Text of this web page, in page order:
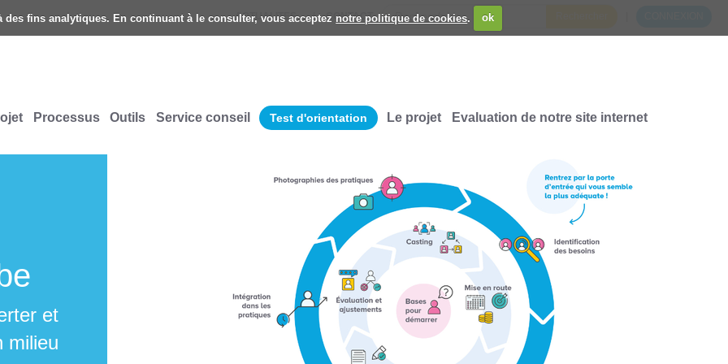
des fins analytiques. En continuant à le consulter, vous acceptez notre politique de cookies. ok
ACTUALITES CONTACT
CHERCHER PAR
Processus Outils Service conseil Test d'orientation Le projet Evaluation de notre site internet
et
milieu